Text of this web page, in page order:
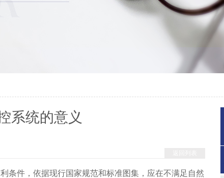
系统的意义
条件，依据现行国家规范和标准图集，应在不满足自然